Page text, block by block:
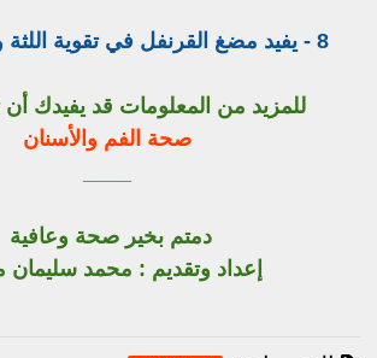
8 - يفيد مضغ القرنفل في تقوية اللثة ومنع النزيف .
للمزيد من المعلومات قد يفيدك أن
صحة الفم والأسنان
دمتم بخير صحة وعافية
إعداد وتقديم : محمد